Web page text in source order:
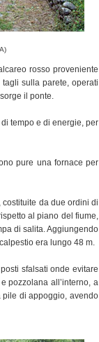
rosso proveniente
sulla parete, operati
il ponte.
tempo e di energie, per
pure una fornace per
da due ordini di
al piano del fiume,
di salita. Aggiungendo
era lungo 48 m.
sfalsati onde evitare
pozzolana all’interno, a
pile di appoggio, avendo